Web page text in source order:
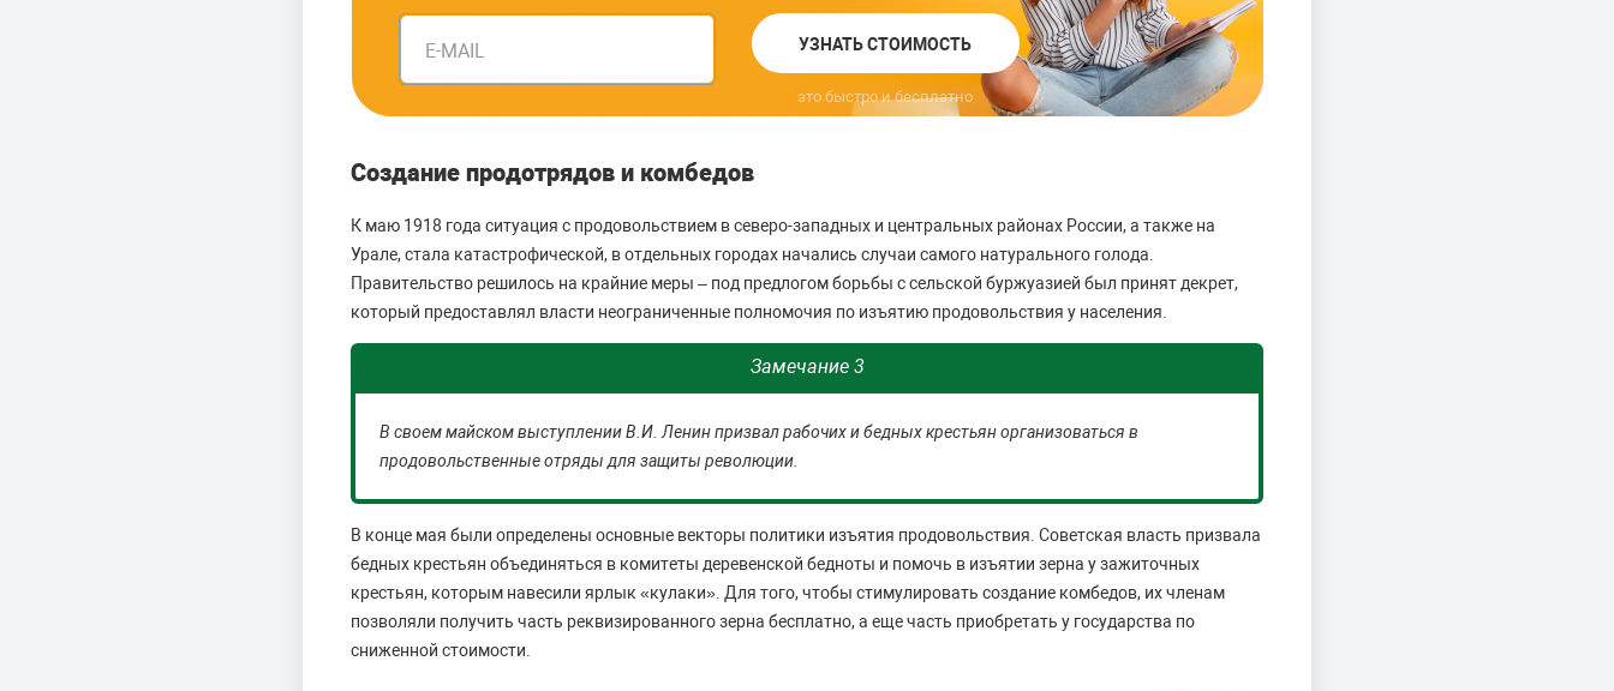
E-MAIL УЗНАТЬ СТОИМОСТЬ
это быстро и бесплатно
Создание продотрядов и комбедов
К маю 1918 года ситуация с продовольствием в северо-западных и центральных районах России, а также на
Урале, стала катастрофической, в отдельных городах начались случаи самого натурального голода.
Правительство решилось на крайние меры – под предлогом борьбы с сельской буржуазией был принят декрет,
который предоставлял власти неограниченные полномочия по изъятию продовольствия у населения.
Замечание 3
В своем майском выступлении В.И. Ленин призвал рабочих и бедных крестьян организоваться в
продовольственные отряды для защиты революции.
В конце мая были определены основные векторы политики изъятия продовольствия. Советская власть призвала
бедных крестьян объединяться в комитеты деревенской бедноты и помочь в изъятии зерна у зажиточных
крестьян, которым навесили ярлык «кулаки». Для того, чтобы стимулировать создание комбедов, их членам
позволяли получить часть реквизированного зерна бесплатно, а еще часть приобретать у государства по
сниженной стоимости.